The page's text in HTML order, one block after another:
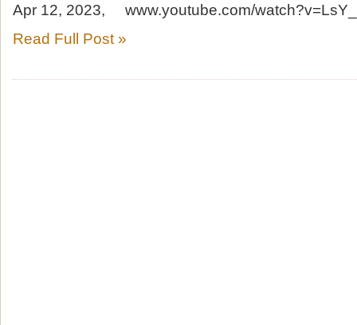
Apr 12, 2023, www.youtube.com/
Read Full Post »